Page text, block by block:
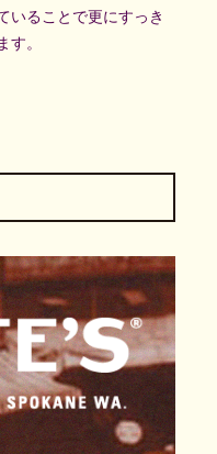
いることで更にすっき
す。